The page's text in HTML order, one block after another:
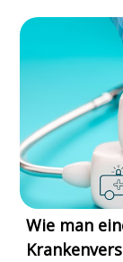
Wie man